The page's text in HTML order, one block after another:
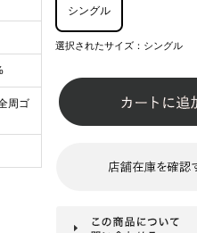
周ゴ
シングル
選択されたサイズ：シングル